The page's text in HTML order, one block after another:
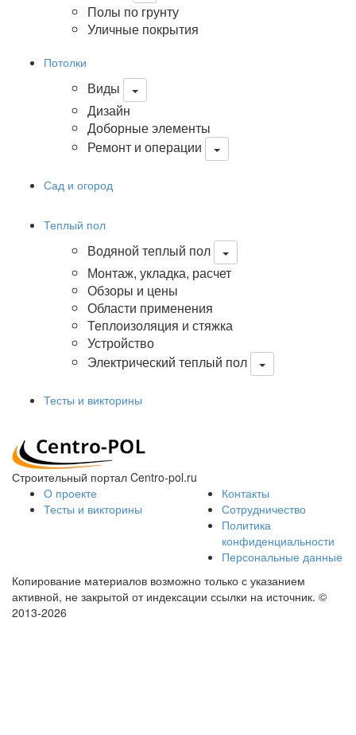
Полы по грунту
Уличные покрытия
Потолки
Виды
Дизайн
Доборные элементы
Ремонт и операции
Сад и огород
Теплый пол
Водяной теплый пол
Монтаж, укладка, расчет
Обзоры и цены
Области применения
Теплоизоляция и стяжка
Устройство
Электрический теплый пол
Тесты и викторины
Строительный портал Centro-pol.ru
О проекте
Тесты и викторины
Контакты
Сотрудничество
Политика
конфиденциальности
Персональные данные
Копирование материалов возможно только с указанием
активной, не закрытой от индексации ссылки на источник. ©
2013-2026